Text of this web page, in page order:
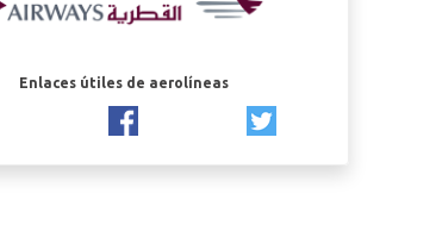
Enlaces útiles de aerolíneas